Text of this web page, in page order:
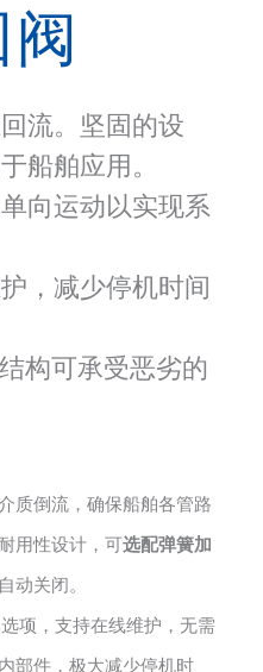
流。坚固的设
船舶应用。
向运动以实现系
，减少停机时间
构可承受恶劣的
质倒流，确保船舶各管路
用性设计，可选配弹簧加
动关闭。
选项，支持在线维护，无需
部件，极大减少停机时